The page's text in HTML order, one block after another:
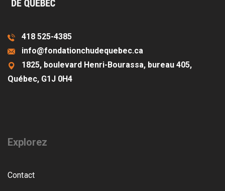
418 525-4385
info@fondationchudequebec.ca
1825, boulevard Henri-Bourassa, bureau 405,
Québec, G1J 0H4
Explorez
Contact